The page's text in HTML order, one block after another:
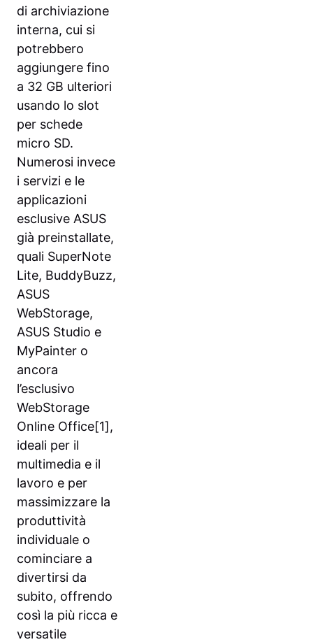
di archiviazione
interna, cui si
potrebbero
aggiungere fino
a 32 GB ulteriori
usando lo slot
per schede
micro SD.
Numerosi invece
i servizi e le
applicazioni
esclusive ASUS
già preinstallate,
quali SuperNote
Lite, BuddyBuzz,
ASUS
WebStorage,
ASUS Studio e
MyPainter o
ancora
l’esclusivo
WebStorage
Online Office[1],
ideali per il
multimedia e il
lavoro e per
massimizzare la
produttività
individuale o
cominciare a
divertirsi da
subito, offrendo
così la più ricca e
versatile